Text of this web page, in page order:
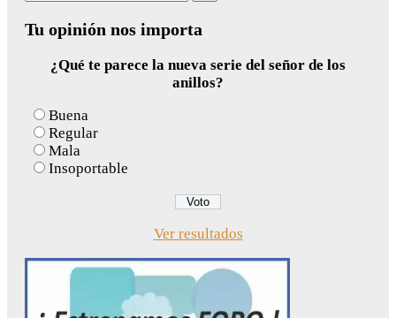
Tu opinión nos importa
¿Qué te parece la nueva serie del señor de los
anillos?
Buena
Regular
Mala
Insoportable
Ver resultados